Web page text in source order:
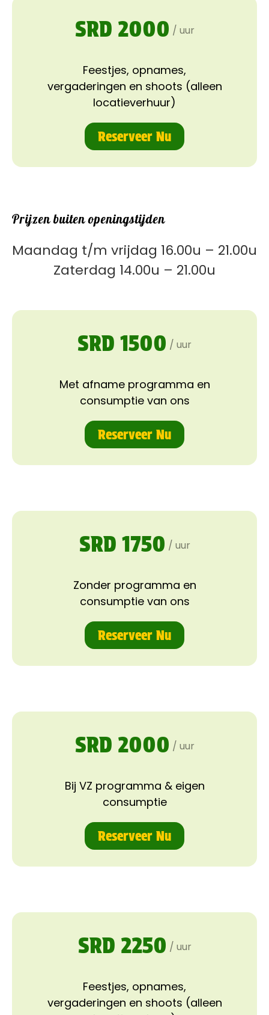
SRD 2000 / uur
Feestjes, opnames,
vergaderingen en shoots (alleen
locatieverhuur)
Reserveer Nu
Prijzen buiten openingstijden
Maandag t/m vrijdag 16.00u – 21.00u
Zaterdag 14.00u – 21.00u
SRD 1500 / uur
Met afname programma en
consumptie van ons
Reserveer Nu
SRD 1750 / uur
Zonder programma en
consumptie van ons
Reserveer Nu
SRD 2000 / uur
Bij VZ programma & eigen
consumptie
Reserveer Nu
SRD 2250 / uur
Feestjes, opnames,
vergaderingen en shoots (alleen